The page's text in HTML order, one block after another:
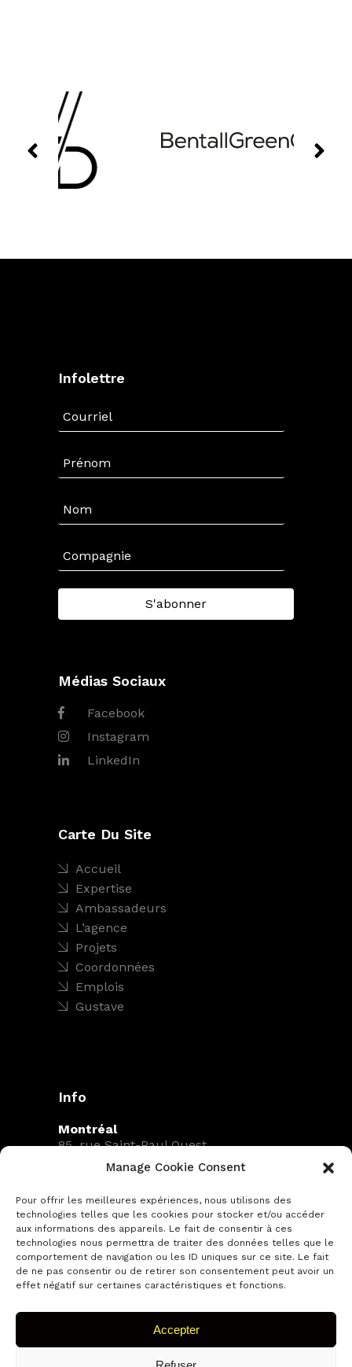
Manage Cookie Consent
Pour offrir les meilleures expériences, nous utilisons des
technologies telles que les cookies pour stocker et/ou accéder
aux informations des appareils. Le fait de consentir à ces
technologies nous permettra de traiter des données telles que le
comportement de navigation ou les ID uniques sur ce site. Le fait
de ne pas consentir ou de retirer son consentement peut avoir un
effet négatif sur certaines caractéristiques et fonctions.
Accepter
Infolettre
Médias Sociaux
Facebook
Instagram
LinkedIn
Carte Du Site
Accueil
Expertise
Ambassadeurs
L’agence
Projets
Coordonnées
Emplois
Gustave
Info
Montréal
85, rue Saint-Paul Ouest
Bureau 400
Montréal (Québec)
Canada
+1 (579) 589-9377
info@sgmagence.com
Numéro de permis : AP-2303389
Politique de confidentialité